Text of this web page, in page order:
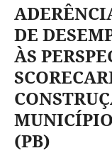
DE
ÀS
(PB)